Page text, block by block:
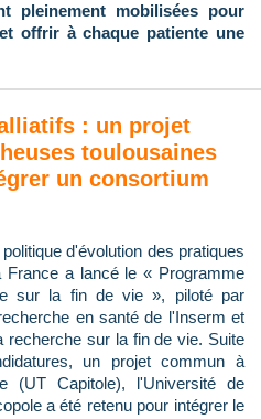
pleinement mobilisées pour
offrir à chaque patiente une
: un projet
toulousaines
un consortium
d'évolution des pratiques
France a lancé le « Programme
sur la fin de vie », piloté par
en santé de l'Inserm et
recherche sur la fin de vie. Suite
un projet commun à
(UT Capitole), l'Université de
a été retenu pour intégrer le